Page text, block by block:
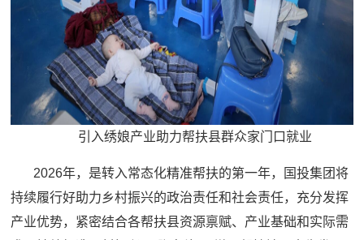
引入绣娘产业助力帮扶县群众家门口就业
2026年，是转入常态化精准帮扶的第一年，国投集团将
持续履行好助力乡村振兴的政治责任和社会责任，充分发挥
产业优势，紧密结合各帮扶县资源禀赋、产业基础和实际需